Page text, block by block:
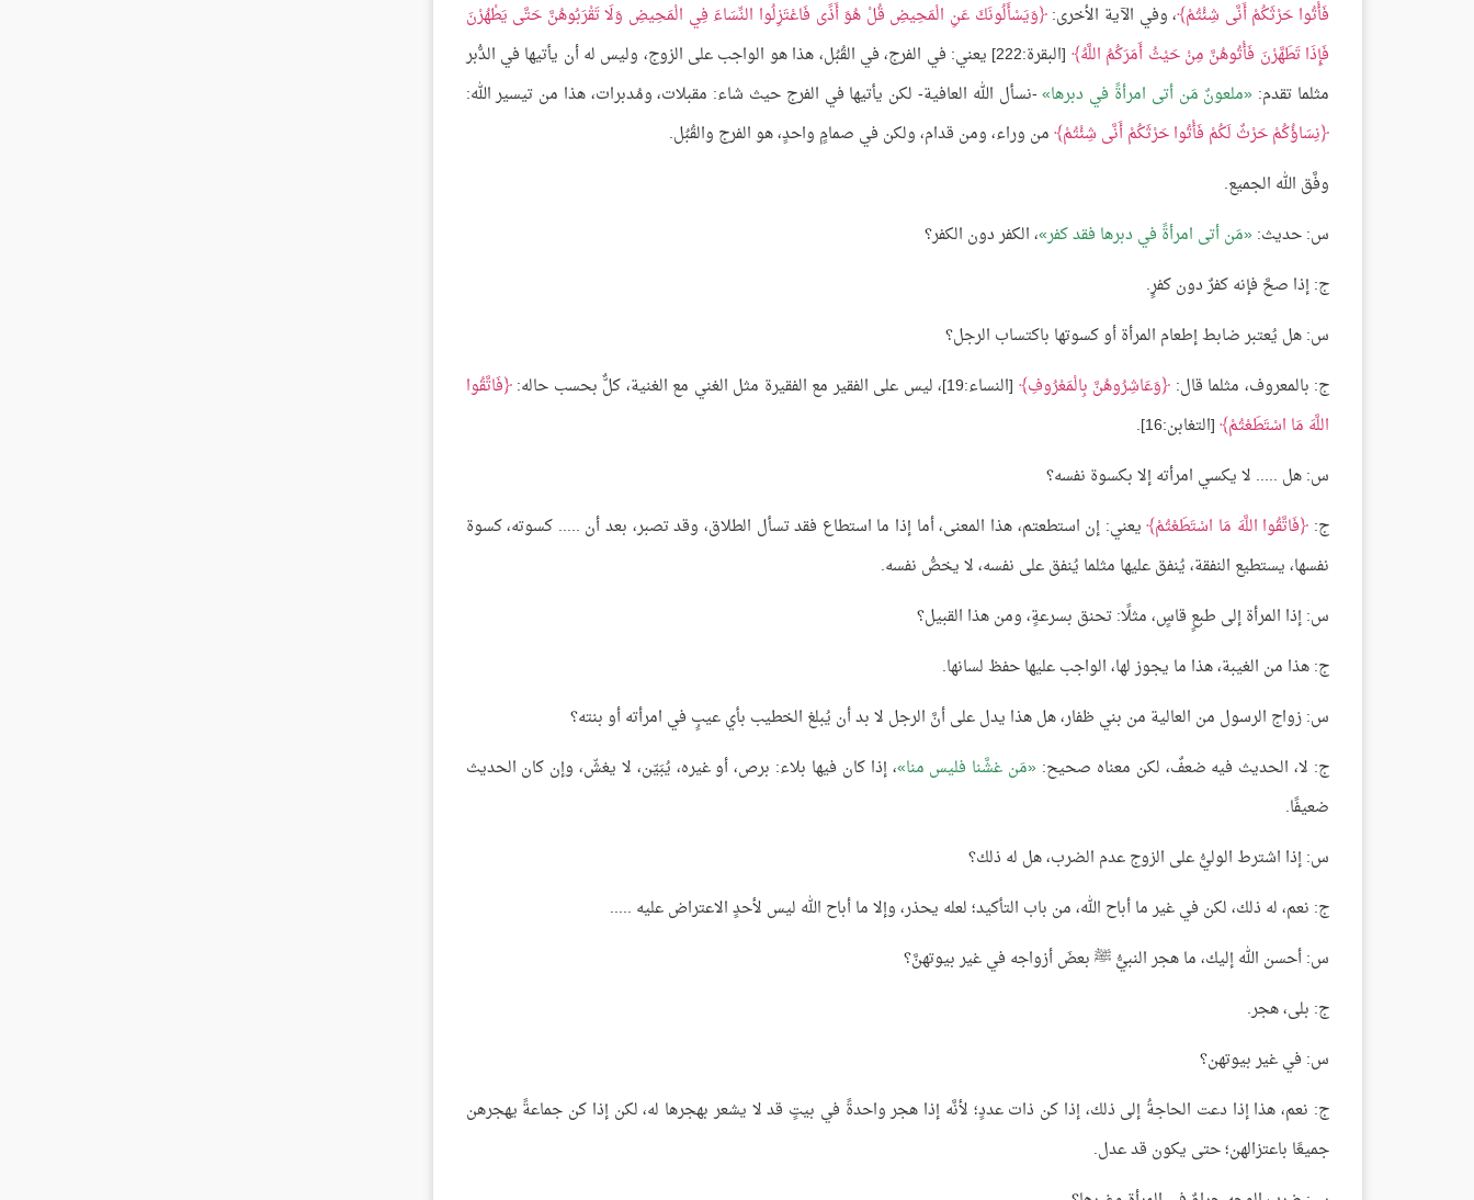
فَأْتُوا حَرْثَكُمْ أَنَّى شِئْتُمْ ، وفي الآية الأخرى: وَيَسْأَلُونَكَ عَنِ الْمَحِيضِ قُلْ هُوَ أَذًى فَاعْتَزِلُوا النِّسَاءَ فِي الْمَحِيضِ وَلَا تَقْرَبُوهُنَّ حَتَّى يَطْهُرْنَ
فَإِذَا تَطَهَّرْنَ فَأْتُوهُنَّ مِنْ حَيْثُ أَمَرَكُمُ اللَّهُ
[البقرة:222] يعني: في الفرج، في القُبُل، هذا هو الواجب على الزوج، وليس له أن يأتيها في الدُّبر
مثلما تقدم: ملعونٌ مَن أتى امرأةً في دبرها -نسأل الله العافية- لكن يأتيها في الفرج حيث شاء: مقبلات، ومُدبرات، هذا من تيسير الله:
نِسَاؤُكُمْ حَرْثٌ لَكُمْ فَأْتُوا حَرْثَكُمْ أَنَّى شِئْتُمْ من وراء، ومن قدام، ولكن في صمامٍ واحدٍ، هو الفرج والقُبُل.
وفَّق الله الجميع.
س: حديث: مَن أتى امرأةً في دبرها فقد كفر ، الكفر دون الكفر؟
ج: إذا صحَّ فإنه كفرٌ دون كفرٍ.
س: هل يُعتبر ضابط إطعام المرأة أو كسوتها باكتساب الرجل؟
ج: بالمعروف، مثلما قال: وَعَاشِرُوهُنَّ بِالْمَعْرُوفِ [النساء:19]، ليس على الفقير مع الفقيرة مثل الغني مع الغنية، كلٌّ بحسب حاله:
فَاتَّقُوا
اللَّهَ مَا اسْتَطَعْتُمْ [التغابن:16].
س: هل ..... لا يكسي امرأته إلا بكسوة نفسه؟
ج: فَاتَّقُوا اللَّهَ مَا اسْتَطَعْتُمْ يعني: إن استطعتم، هذا المعنى، أما إذا ما استطاع فقد تسأل الطلاق، وقد تصبر، بعد أن ..... كسوته، كسوة
نفسها، يستطيع النفقة، يُنفق عليها مثلما يُنفق على نفسه، لا يخصُّ نفسه.
س: إذا المرأة إلى طبعٍ قاسٍ، مثلًا: تحنق بسرعةٍ، ومن هذا القبيل؟
ج: هذا من الغيبة، هذا ما يجوز لها، الواجب عليها حفظ لسانها.
س: زواج الرسول من العالية من بني ظفار، هل هذا يدل على أنَّ الرجل لا بد أن يُبلغ الخطيب بأي عيبٍ في امرأته أو بنته؟
ج: لا، الحديث فيه ضعفٌ، لكن معناه صحيح: مَن غشَّنا فليس منا ، إذا كان فيها بلاء: برص، أو غيره، يُبَيّن، لا يغشّ، وإن كان الحديث
ضعيفًا.
س: إذا اشترط الوليُّ على الزوج عدم الضرب، هل له ذلك؟
ج: نعم، له ذلك، لكن في غير ما أباح الله، من باب التأكيد؛ لعله يحذر، وإلا ما أباح الله ليس لأحدٍ الاعتراض عليه .....
س: أحسن الله إليك، ما هجر النبيُّ ﷺ بعضَ أزواجه في غير بيوتهنَّ؟
ج: بلى، هجر.
س: في غير بيوتهن؟
ج: نعم، هذا إذا دعت الحاجةُ إلى ذلك، إذا كن ذات عددٍ؛ لأنَّه إذا هجر واحدةً في بيتٍ قد لا يشعر بهجرها له، لكن إذا كن جماعةً يهجرهن
جميعًا باعتزالهن؛ حتى يكون قد عدل.